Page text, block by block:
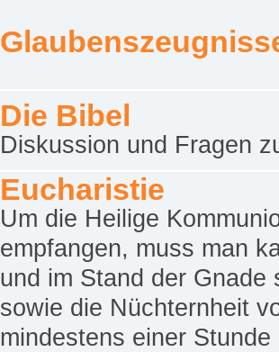
Die Bibel
Diskussion und Fragen
Eucharistie
Um die Heilige
empfangen, muss man
und im Stand der Gnade
sowie die Nüchternheit
mindestens einer Stunde